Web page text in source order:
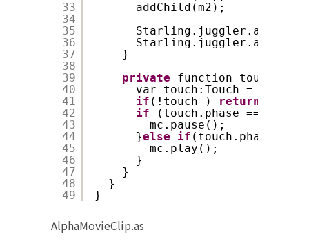
33
34
35
36
37
38
39
40
41
42
43
44
45
46
47
48
49
addChild(m2);
Starling.juggler.add(mc);
Starling.juggler.add(m2);
}
private
function
var touch:Touch =
if (!touch ) return
if
(touch.phase ==
mc.pause();
}else if (touch.phase ==
mc.play();
}
}
}
}
AlphaMovieClip.as